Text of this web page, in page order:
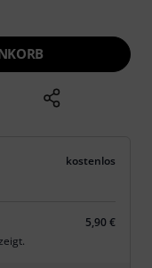
kostenlos
5,90 €